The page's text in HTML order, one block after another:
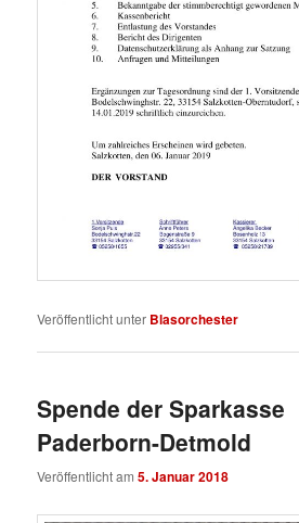
Veröffentlicht unter Blasorchester
Spende der Sparkasse
Paderborn-Detmold
Veröffentlicht am5. Januar 2018